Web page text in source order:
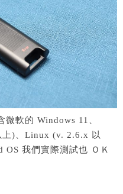
軟的 Windows 11、
上)、Linux (v. 2.6.x 以
OS 我們實際測試也 ＯＫ